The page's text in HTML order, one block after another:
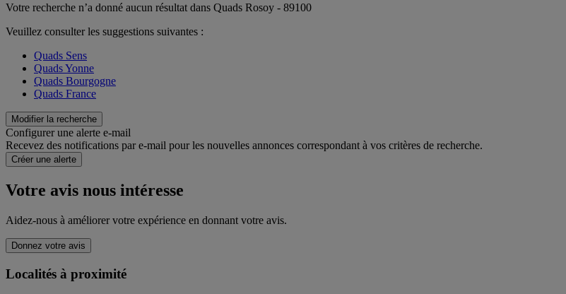
Votre recherche n’a donné aucun résultat dans Quads Rosoy - 89100
Veuillez consulter les suggestions suivantes :
Quads Sens
Quads Yonne
Quads Bourgogne
Quads France
Modifier la recherche
Configurer une alerte e-mail
Recevez des notifications par e-mail pour les nouvelles annonces correspondant à vos critères de recherche.
Créer une alerte
Votre avis nous intéresse
Aidez-nous à améliorer votre expérience en donnant votre avis.
Donnez votre avis
Localités à proximité